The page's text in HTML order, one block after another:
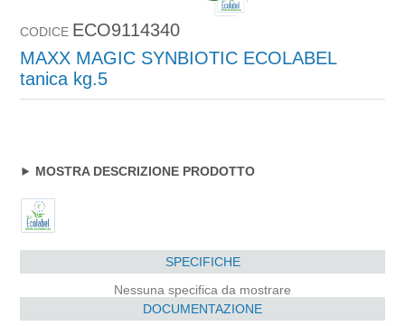
CODICE ECO9114340
MAXX MAGIC SYNBIOTIC ECOLABEL
tanica kg.5
MOSTRA DESCRIZIONE PRODOTTO
SPECIFICHE
Nessuna specifica da mostrare
DOCUMENTAZIONE